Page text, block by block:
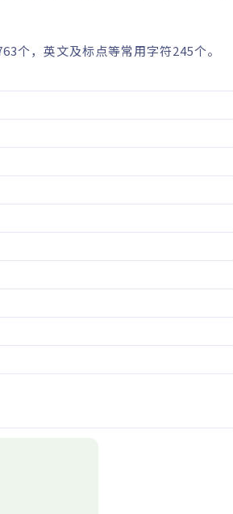
个，英文及标点等常用字符245个。